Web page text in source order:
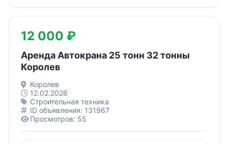
12 000 ₽
Аренда Автокрана 25 тонн 32 тонны
Королев
Королев
12.02.2026
Строительная техника
ID объявления: 131967
Просмотров: 55